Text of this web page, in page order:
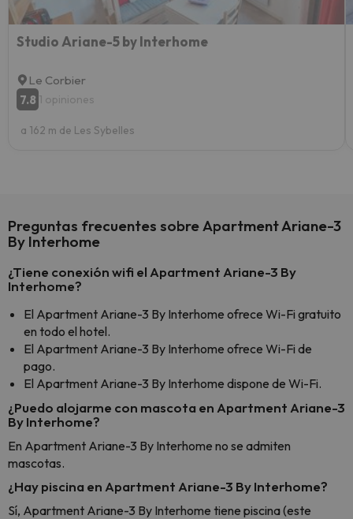
Studio Ariane-5 by Interhome
Le Corbier
7.8 1 opiniones
a 162 m de Les Sybelles
Preguntas frecuentes sobre Apartment Ariane-3
By Interhome
¿Tiene conexión wifi el Apartment Ariane-3 By
Interhome?
El Apartment Ariane-3 By Interhome ofrece Wi-Fi gratuito
en todo el hotel.
El Apartment Ariane-3 By Interhome ofrece Wi-Fi de
pago.
El Apartment Ariane-3 By Interhome dispone de Wi-Fi.
¿Puedo alojarme con mascota en Apartment Ariane-3
By Interhome?
En Apartment Ariane-3 By Interhome no se admiten
mascotas.
¿Hay piscina en Apartment Ariane-3 By Interhome?
Sí, Apartment Ariane-3 By Interhome tiene piscina (este